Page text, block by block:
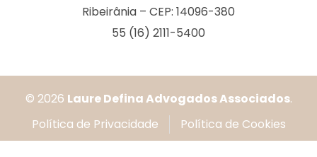
Ribeirânia – CEP: 14096-380
55 (16) 2111-5400
© 2026 Laure Defina Advogados Associados.
Política de Privacidade
Política de Cookies